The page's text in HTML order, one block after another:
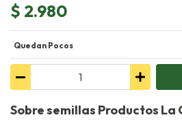
$ 2.980
Quedan Pocos
Sobre semillas Productos La